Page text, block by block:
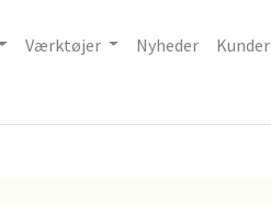
Værktøjer Nyheder Kunder